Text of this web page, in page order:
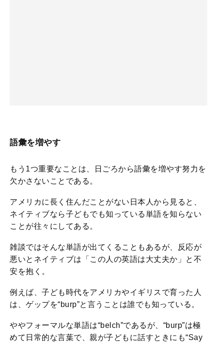
語彙を増やす
もう1つ重要なことは、日ごろから語彙を増やす努力を
欠かさないことである。
アメリカに長く住んだことがない日本人から見ると、
ネイティブなら子どもでも知っている単語を知らない
ことが往々にしてある。
雑談ではそんな単語が出てくることもあるが、反応が
悪いとネイティブは「この人の英語は大丈夫か」と不
安を抱く。
例えば、子ども時代をアメリカやイギリスで育った人
は、ゲップを“burp”と言うことは誰でも知っている。
ややフォーマルな単語は“belch”であるが、“burp”は極
めて日常的な言葉で、親が子どもに話すときにも“Say